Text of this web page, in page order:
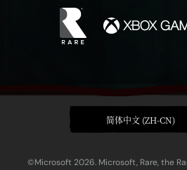
简体中文 (ZH-CN)
©Microsoft 2026. Microsoft, Rare, the